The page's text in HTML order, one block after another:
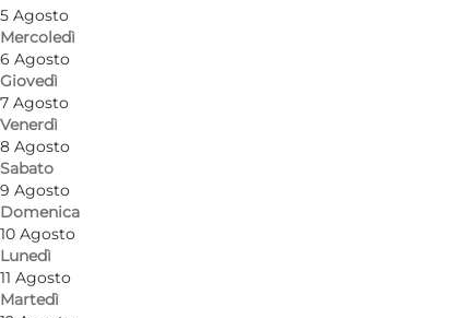
5 Agosto
Mercoledì
6 Agosto
Giovedì
7 Agosto
Venerdì
8 Agosto
Sabato
9 Agosto
Domenica
10 Agosto
Lunedì
11 Agosto
Martedì